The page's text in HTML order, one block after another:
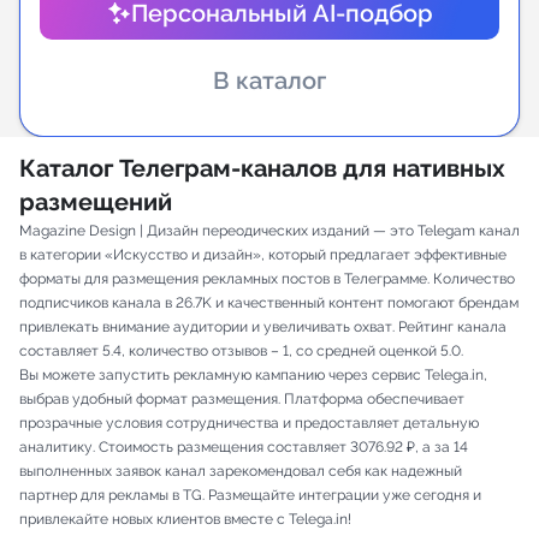
Персональный AI-подбор
В каталог
Каталог Телеграм-каналов для нативных
размещений
Magazine Design | Дизайн переодических изданий — это Telegam канал
в категории «Искусство и дизайн», который предлагает эффективные
форматы для размещения рекламных постов в Телеграмме. Количество
подписчиков канала в 26.7K и качественный контент помогают брендам
привлекать внимание аудитории и увеличивать охват. Рейтинг канала
составляет 5.4, количество отзывов – 1, со средней оценкой 5.0.
Вы можете запустить рекламную кампанию через сервис Telega.in,
выбрав удобный формат размещения. Платформа обеспечивает
прозрачные условия сотрудничества и предоставляет детальную
аналитику. Стоимость размещения составляет 3076.92 ₽, а за 14
выполненных заявок канал зарекомендовал себя как надежный
партнер для рекламы в TG. Размещайте интеграции уже сегодня и
привлекайте новых клиентов вместе с Telega.in!